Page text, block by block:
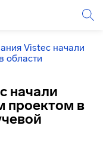
Vistec начали
области
начали
проектом в